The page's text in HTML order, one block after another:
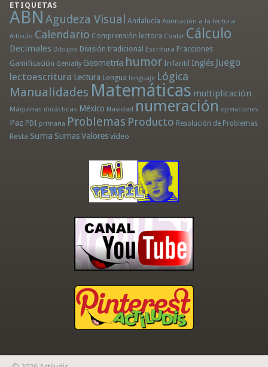
ETIQUETAS
ABN Agudeza Visual Andalucía Animación a la lectura
Artículo Calendario Comprensión lectora Contar Cálculo
Decimales Dibujos División tradicional Escritura Fracciones
Gamificación Genially Geometría humor Infantil Inglés Juego
lectoescritura Lectura Lengua lenguaje Lógica
Manualidades Matemáticas multiplicación
Máquinas didácticas México Navidad numeración operaciones
Paz PDI primaria Problemas Producto Resolución de Problemas
Resta Suma Sumas Valores vídeo